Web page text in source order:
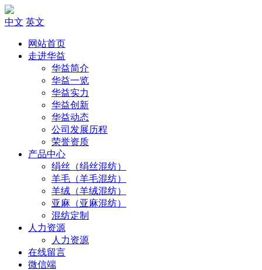
中文 英文
网站首页
走进华益
华益简介
华益一览
华益实力
华益创新
华益动态
公司发展历程
荣誉资质
产品中心
绢丝（绢丝混纺）
羊毛（羊毛混纺）
羊绒（羊绒混纺）
亚麻（亚麻混纺）
混纺定制
人力资源
人力资源
在线留言
微信端